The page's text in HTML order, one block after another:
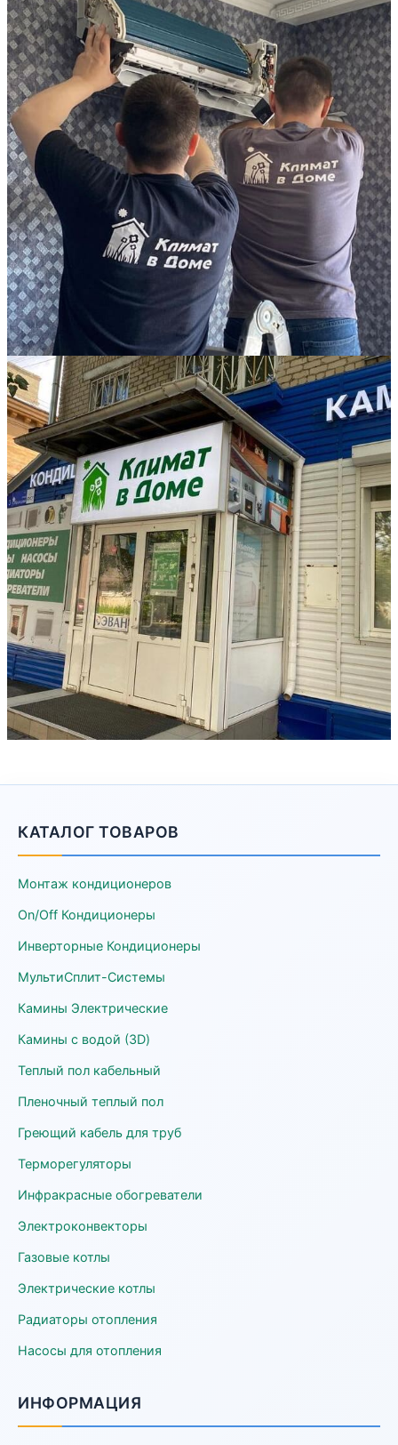
КАТАЛОГ ТОВАРОВ
Монтаж кондиционеров
On/Off Кондиционеры
Инверторные Кондиционеры
МультиСплит-Системы
Камины Электрические
Камины с водой (3D)
Теплый пол кабельный
Пленочный теплый пол
Греющий кабель для труб
Терморегуляторы
Инфракрасные обогреватели
Электроконвекторы
Газовые котлы
Электрические котлы
Радиаторы отопления
Насосы для отопления
ИНФОРМАЦИЯ